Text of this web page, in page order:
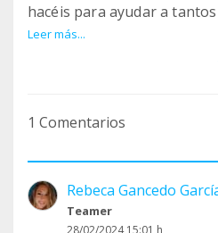
hacéis para ayudar a
ayuda. ❤️
Leer más...
1 Comentarios
Rebeca Gancedo
Teamer